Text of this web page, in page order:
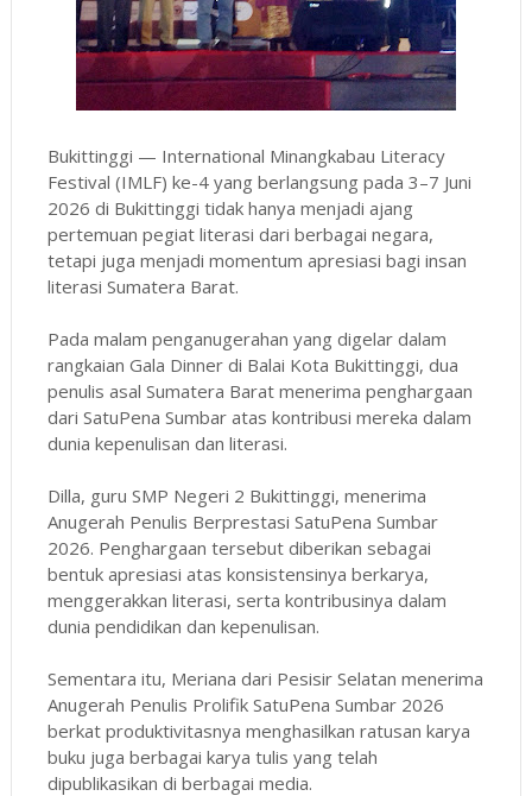
Bukittinggi — International Minangkabau Literacy
Festival (IMLF) ke-4 yang berlangsung pada 3–7 Juni
2026 di Bukittinggi tidak hanya menjadi ajang
pertemuan pegiat literasi dari berbagai negara,
tetapi juga menjadi momentum apresiasi bagi insan
literasi Sumatera Barat.
Pada malam penganugerahan yang digelar dalam
rangkaian Gala Dinner di Balai Kota Bukittinggi, dua
penulis asal Sumatera Barat menerima penghargaan
dari SatuPena Sumbar atas kontribusi mereka dalam
dunia kepenulisan dan literasi.
Dilla, guru SMP Negeri 2 Bukittinggi, menerima
Anugerah Penulis Berprestasi SatuPena Sumbar
2026. Penghargaan tersebut diberikan sebagai
bentuk apresiasi atas konsistensinya berkarya,
menggerakkan literasi, serta kontribusinya dalam
dunia pendidikan dan kepenulisan.
Sementara itu, Meriana dari Pesisir Selatan menerima
Anugerah Penulis Prolifik SatuPena Sumbar 2026
berkat produktivitasnya menghasilkan ratusan karya
buku juga berbagai karya tulis yang telah
dipublikasikan di berbagai media.